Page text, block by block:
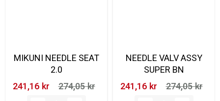
MIKUNI NEEDLE SEAT
2.0
241,16 kr‎
274,05 kr‎
NEEDLE VALV ASSY
SUPER BN
241,16 kr‎
274,05 kr‎